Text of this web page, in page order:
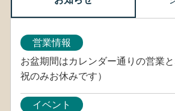
営業情報
お盆期間はカレンダー通りの営業
祝のみお休みです）
イベント